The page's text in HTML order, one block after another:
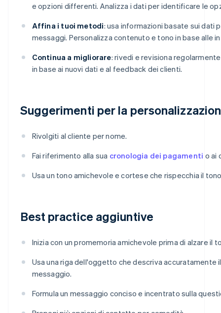
e opzioni differenti. Analizza i dati per identificare le
Affina i tuoi metodi: usa informazioni basate sui dati
messaggi. Personalizza contenuto e tono in base alle
Continua a migliorare: rivedi e revisiona
in base ai nuovi dati e al feedback dei clienti.
Suggerimenti per la
Rivolgiti al cliente per nome.
Fai riferimento alla sua cronologia dei pagamenti o ai
Usa un tono amichevole e cortese che rispecchia il
Best practice aggiuntive
Inizia con un promemoria amichevole prima di alzare il
Usa una riga dell'oggetto che descriva accuratamente
messaggio.
Formula un messaggio conciso e incentrato sulla